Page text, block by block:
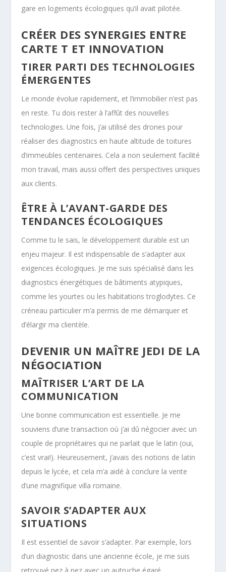
gare en logements écologiques qu’il avait pilotée.
CRÉER DES SYNERGIES ENTRE
CARTE T ET INNOVATION
TIRER PARTI DES TECHNOLOGIES
ÉMERGENTES
Le monde évolue rapidement, et l’immobilier n’est pas
en reste. Tu dois rester à l’affût des nouvelles
technologies. Une fois, j’ai utilisé des drones pour
réaliser des diagnostics en haute altitude de toitures
d’immeubles centenaires. Cela a non seulement facilité
mon travail, mais aussi offert des perspectives uniques
aux clients.
ÊTRE À L’AVANT-GARDE DES
TENDANCES ÉCOLOGIQUES
Comme tu le sais, le développement durable est un
enjeu majeur. Il est indispensable de s’adapter aux
exigences écologiques. Je me suis spécialisé dans les
diagnostics énergétiques de bâtiments atypiques,
comme les yourtes ou les habitations troglodytes. Ce
créneau particulier m’a permis de me démarquer et
d’élargir ma clientèle.
DEVENIR UN MAÎTRE JEDI DE LA
NÉGOCIATION
MAÎTRISER L’ART DE LA
COMMUNICATION
Une bonne communication est essentielle. Je me
souviens d’une transaction où j’ai dû négocier avec un
couple de propriétaires qui ne parlait que le latin (oui,
c’est vrai!). Heureusement, j’avais des notions de latin
depuis le lycée, et cela m’a aidé à conclure la vente
d’une magnifique villa romaine.
SAVOIR S’ADAPTER AUX
SITUATIONS
Il est essentiel de savoir s’adapter. Par exemple, lors
d’un diagnostic dans une ancienne école, je me suis